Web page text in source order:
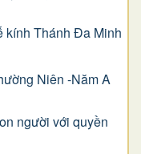
kính Thánh Đa Minh
Niên -Năm A
người với quyền